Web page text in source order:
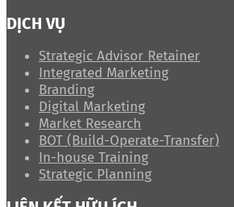
DỊCH VỤ
Strategic Advisor Retainer
Integrated Marketing
Branding
Digital Marketing
Market Research
BOT (Build-Operate-Transfer)
In-house Training
Strategic Planning